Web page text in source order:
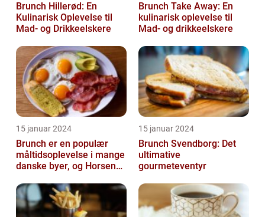
Brunch Hillerød: En
Kulinarisk Oplevelse til
Mad- og Drikkeelskere
Brunch Take Away: En
kulinarisk oplevelse til
Mad- og drikkeelskere
15 januar 2024
Brunch er en populær
måltidsoplevelse i mange
danske byer, og Horsens
15 januar 2024
Brunch Svendborg: Det
ultimative
gourmeteventyr